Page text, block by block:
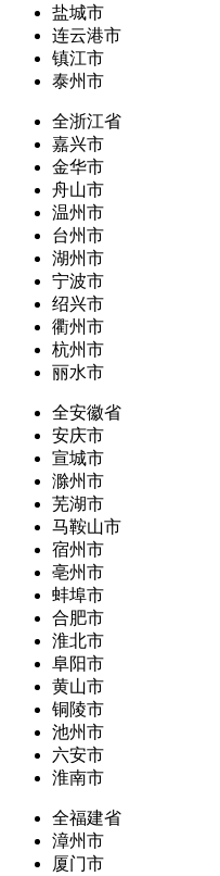
盐城市
连云港市
镇江市
泰州市
全浙江省
嘉兴市
金华市
舟山市
温州市
台州市
湖州市
宁波市
绍兴市
衢州市
杭州市
丽水市
全安徽省
安庆市
宣城市
滁州市
芜湖市
马鞍山市
宿州市
亳州市
蚌埠市
合肥市
淮北市
阜阳市
黄山市
铜陵市
池州市
六安市
淮南市
全福建省
漳州市
厦门市